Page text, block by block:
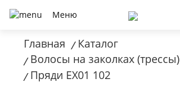
Меню
Главная / Каталог
/ Волосы на заколках (трессы)
/ Пряди EX01 102